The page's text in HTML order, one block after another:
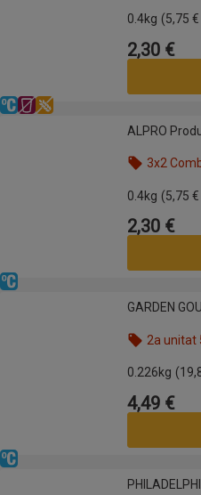
0.4kg (5,75
Preu
2,30 €
ALPRO Producte vegetal de soja
Refrigerat
Sense lactosa
Sense gluten
ALPRO
3x2
0.4kg (5,75
Preu
2,30 €
GARDEN GOURMET Burger
Refrigerat
GARDEN
2a unitat
0.226kg
Preu
4,49 €
PHILADELPHIA Formatge per untar
Refrigerat